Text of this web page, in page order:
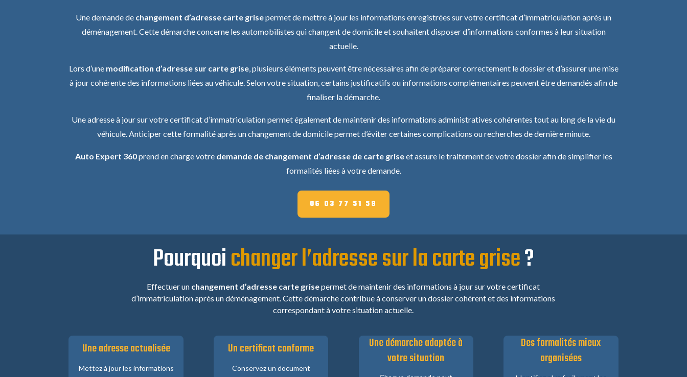
Une demande de changement d’adresse carte grisepermet de mettre à jour les informations enregistrées sur votre certificat d’immatriculation après un
déménagement. Cette démarche concerne les automobilistes qui changent de domicile et souhaitent disposer d’informations conformes à leur situation
actuelle.
Lors d’une modification d’adresse sur carte grise, plusieurs éléments peuvent être nécessaires afin de préparer correctement le dossier et d’assurer une mise
à jour cohérente des informations liées au véhicule. Selon votre situation, certains justificatifs ou informations complémentaires peuvent être demandés afin de
finaliser la démarche.
Une adresse à jour sur votre certificat d’immatriculation permet également de maintenir des informations administratives cohérentes tout au long de la vie du
véhicule. Anticiper cette formalité après un changement de domicile permet d’éviter certaines complications ou recherches de dernière minute.
Auto Expert 360prend en charge votre demande de changement d’adresse de carte griseet assure le traitement de votre dossier afin de simplifier les
formalités liées à votre demande.
06 03 77 51 59
Pourquoichanger l’adresse sur la carte grise?
Effectuer un changement d’adresse carte grisepermet de maintenir des informations à jour sur votre certificat
d’immatriculation après un déménagement. Cette démarche contribue à conserver un dossier cohérent et des informations
correspondant à votre situation actuelle.
Une adresse actualisée
Mettez à jour les informations
Un certificat conforme
Conservez un document
Une démarche adaptée à
votre situation
Des formalités mieux
organisées